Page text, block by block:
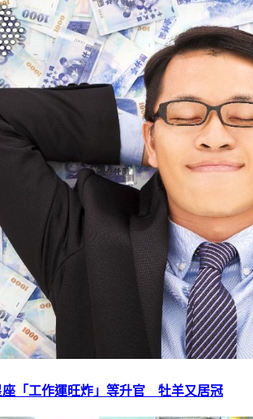
座「工作運旺炸」等升官 牡羊又居冠